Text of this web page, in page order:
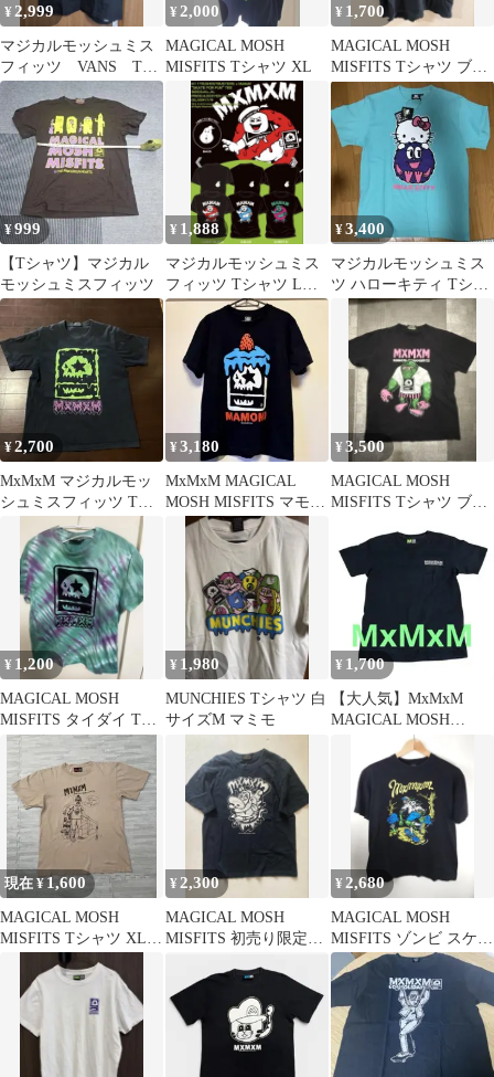
¥ 2,999
マジカルモッシュミス
フィッツ VANS Tシ
ャツ Sサイズ マモ
ミ mxmxm
¥ 2,000
MAGICAL MOSH
MISFITS Tシャツ XL
¥ 1,700
MAGICAL MOSH
MISFITS Tシャツ ブラ
ック Mサイズ
¥999
【Tシャツ】マジカル
モッシュミスフィッツ
¥ 1,888
マジカルモッシュミス
フィッツ Tシャツ Lサ
イズ色あせありMxMxM
マモミ
¥3,400
マジカルモッシュミス
ツ ハローキティ Tシャ
ツ M
¥2,700
MxMxM マジカルモッ
シュミスフィッツ Tシ
ャツ 黒 Mサイズ
¥3,180
MxMxM MAGICAL
MOSH MISFITS マモミ
Tシャツ Mサイズ
¥3,500
MAGICAL MOSH
MISFITS Tシャツ ブラ
¥ 1,200
MAGICAL MOSH
MISFITS タイダイ Tシ
ャツ M
¥ 1,980
MUNCHIES Tシャツ 白
サイズM マミモ
¥ 1,700
【大人気】MxMxM
MAGICAL MOSH
MISFITS ポケットTシ
現在 ¥1,600
MAGICAL MOSH
MISFITS Tシャツ XL
ベージュ
¥ 2,300
MAGICAL MOSH
MISFITS 初売り限定
¥ 2,680
MAGICAL MOSH
MISFITS ゾンビ スケー
ト Tシャツ 黒 L